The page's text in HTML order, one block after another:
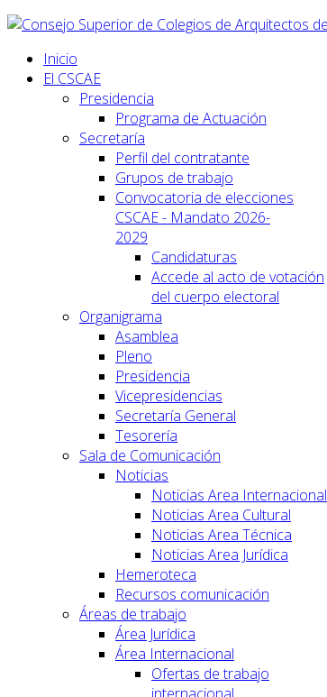
Inicio
El CSCAE
Presidencia
Programa de Actuación
Secretaría
Perfil del contratante
Grupos de trabajo
Convocatoria de elecciones
CSCAE - Mandato 2026-
2029
Candidaturas
Accede al acto de votación
del cuerpo electoral
Organigrama
Asamblea
Pleno
Presidencia
Vicepresidencias
Secretaría General
Tesorería
Sala de Comunicación
Noticias
Noticias Area Internacional
Noticias Area Cultural
Noticias Area Técnica
Noticias Area Jurídica
Hemeroteca
Recursos comunicación
Áreas de trabajo
Área Jurídica
Área Internacional
Ofertas de trabajo